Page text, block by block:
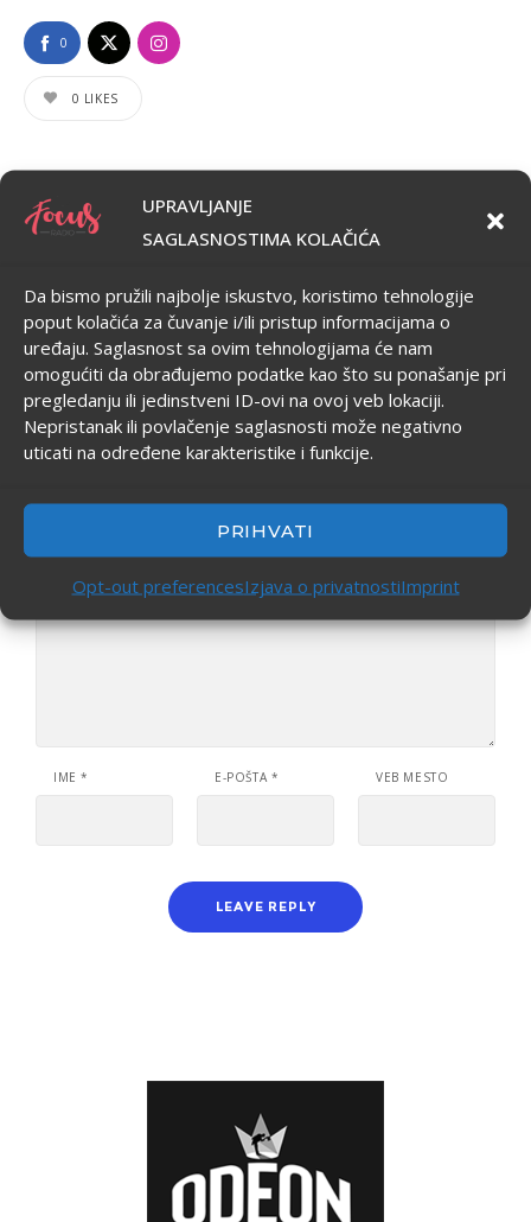
UPRAVLJANJE
SAGLASNOSTIMA KOLAČIĆA
Da bismo pružili najbolje iskustvo, koristimo tehnologije
poput kolačića za čuvanje i/ili pristup informacijama o
uređaju. Saglasnost sa ovim tehnologijama će nam
omogućiti da obrađujemo podatke kao što su ponašanje pri
pregledanju ili jedinstveni ID-ovi na ovoj veb lokaciji.
Nepristanak ili povlačenje saglasnosti može negativno
uticati na određene karakteristike i funkcije.
PRIHVATI
Opt-out preferencesIzjava o privatnostiImprint
0
0 LIKES
Vaša adresa e-pošte neće biti objavljena. Neophodna polja
su označena*
KOMENTAR*
IME* E-POŠTA * VEB MESTO